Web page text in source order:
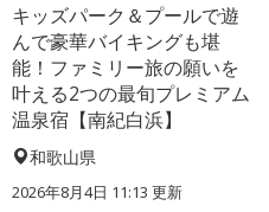
キッズパーク＆プールで遊
んで豪華バイキングも堪
能！ファミリー旅の願いを
叶える2つの最旬プレミアム
温泉宿【南紀白浜】
和歌山県
2026年8月4日 11:13 更新